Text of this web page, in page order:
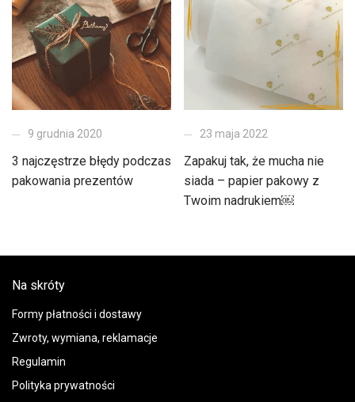
9 grudnia 2020
3 najczęstrze błędy podczas
pakowania prezentów
23 maja 2022
Zapakuj tak, że mucha nie
siada – papier pakowy z
Twoim nadrukiem￼
Na skróty
Formy płatności i dostawy
Zwroty, wymiana, reklamacje
Regulamin
Polityka prywatności